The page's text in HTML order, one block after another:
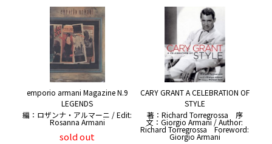
emporio armani Magazine N.9
LEGENDS
編：ロザンナ・アルマーニ / Edit:
Rosanna Armani
sold out
CARY GRANT A CELEBRATION OF
STYLE
著：Richard Torregrossa 序
文：Giorgio Armani / Author:
Richard Torregrossa Foreword:
Giorgio Armani